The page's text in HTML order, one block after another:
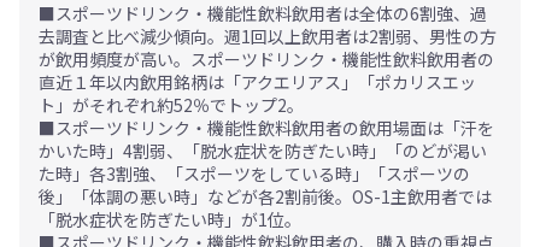
■スポーツドリンク・機能性飲料飲用者は全体の6割強、過
去調査と比べ減少傾向。週1回以上飲用者は2割弱、男性の方
が飲用頻度が高い。スポーツドリンク・機能性飲料飲用者の
直近１年以内飲用銘柄は「アクエリアス」「ポカリスエッ
ト」がそれぞれ約52％でトップ2。
■スポーツドリンク・機能性飲料飲用者の飲用場面は「汗を
かいた時」4割弱、「脱水症状を防ぎたい時」「のどが渇い
た時」各3割強、「スポーツをしている時」「スポーツの
後」「体調の悪い時」などが各2割前後。OS-1主飲用者では
「脱水症状を防ぎたい時」が1位。
■スポーツドリンク・機能性飲料飲用者の、購入時の重視点